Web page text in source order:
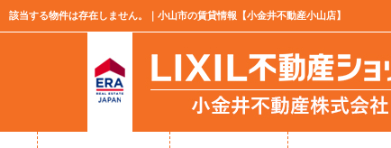
該当する物件は存在しません。｜小山市の賃貸情報【小金井不動産小山店】